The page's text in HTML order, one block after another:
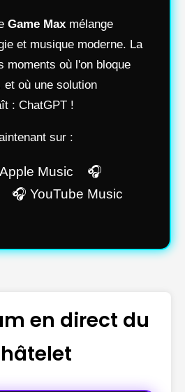
Game Max mélange
et musique moderne. La
moments où l'on bloque
où une solution
: ChatGPT !
sur :
Music 🎧
🎧 YouTube Music
en direct du